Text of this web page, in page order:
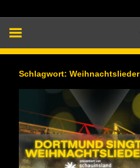
Schlagwort: Weihnachtslieder